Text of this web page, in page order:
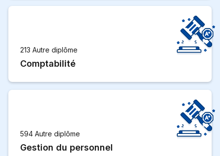
213 Autre diplôme
Comptabilité
594 Autre diplôme
Gestion du personnel